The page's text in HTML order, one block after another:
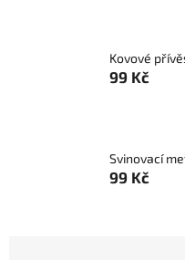
Kovové
99 Kč
Svinovací
99 Kč